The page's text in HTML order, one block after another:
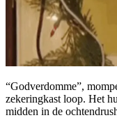
full of
blog
podcast
ons verhaal
contact
Contacteer ons
“Godverdomme”,
zekeringkast loop. Het
midden in de